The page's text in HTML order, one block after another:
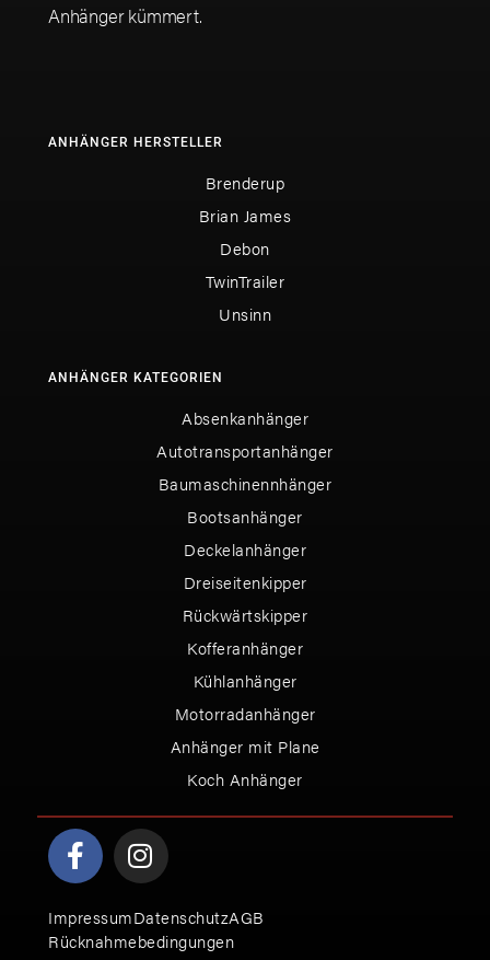
Anhänger kümmert.
ANHÄNGER HERSTELLER
Brenderup
Brian James
Debon
TwinTrailer
Unsinn
ANHÄNGER KATEGORIEN
Absenkanhänger
Autotransportanhänger
Baumaschinennhänger
Bootsanhänger
Deckelanhänger
Dreiseitenkipper
Rückwärtskipper
Kofferanhänger
Kühlanhänger
Motorradanhänger
Anhänger mit Plane
Koch Anhänger
ImpressumDatenschutzAGB
Rücknahmebedingungen